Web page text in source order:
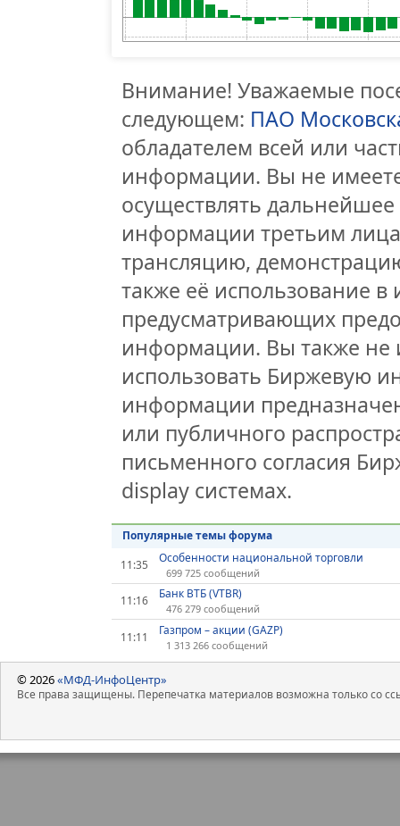
Внимание! Уважаемые
следующем: ПАО
обладателем всей или
информации. Вы не
осуществлять
информации третьим
трансляцию,
также её использование
предусматривающих
информации. Вы также не
использовать Биржевую
информации
или публичного
письменного согласия
display системах.
Популярные темы форума
11:35
Особенности национальной торговли
699 725 сообщений
11:16 Банк ВТБ (VTBR)
476 279 сообщений
11:11 Газпром – акции (GAZP)
1 313 266 сообщений
© 2026«МФД-ИнфоЦентр»
Все права защищены. Перепечатка материалов возможна только со